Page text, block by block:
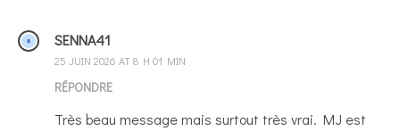
SENNA41
25 JUIN 2026 AT 8 H 01 MIN
RÉPONDRE
Très beau message mais surtout très vrai. MJ est